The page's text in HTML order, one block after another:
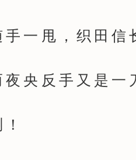
甩，织田信长
反手又是一